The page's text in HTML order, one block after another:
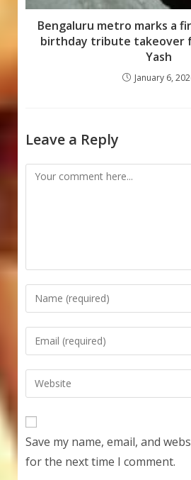
Bengaluru metro marks a
birthday tribute takeover
Yash
January 6,
Leave a Reply
Comment
Enter
your
name
comment
Enter
your
email
address
Enter
your
URL
(optional)
Save my name, email, and
for the next time I comment.